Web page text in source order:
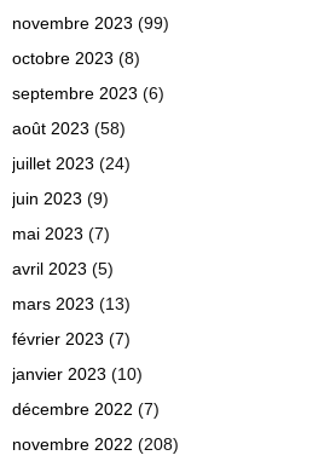
novembre 2023 (99)
octobre 2023 (8)
septembre 2023 (6)
août 2023 (58)
juillet 2023 (24)
juin 2023 (9)
mai 2023 (7)
avril 2023 (5)
mars 2023 (13)
février 2023 (7)
janvier 2023 (10)
décembre 2022 (7)
novembre 2022 (208)